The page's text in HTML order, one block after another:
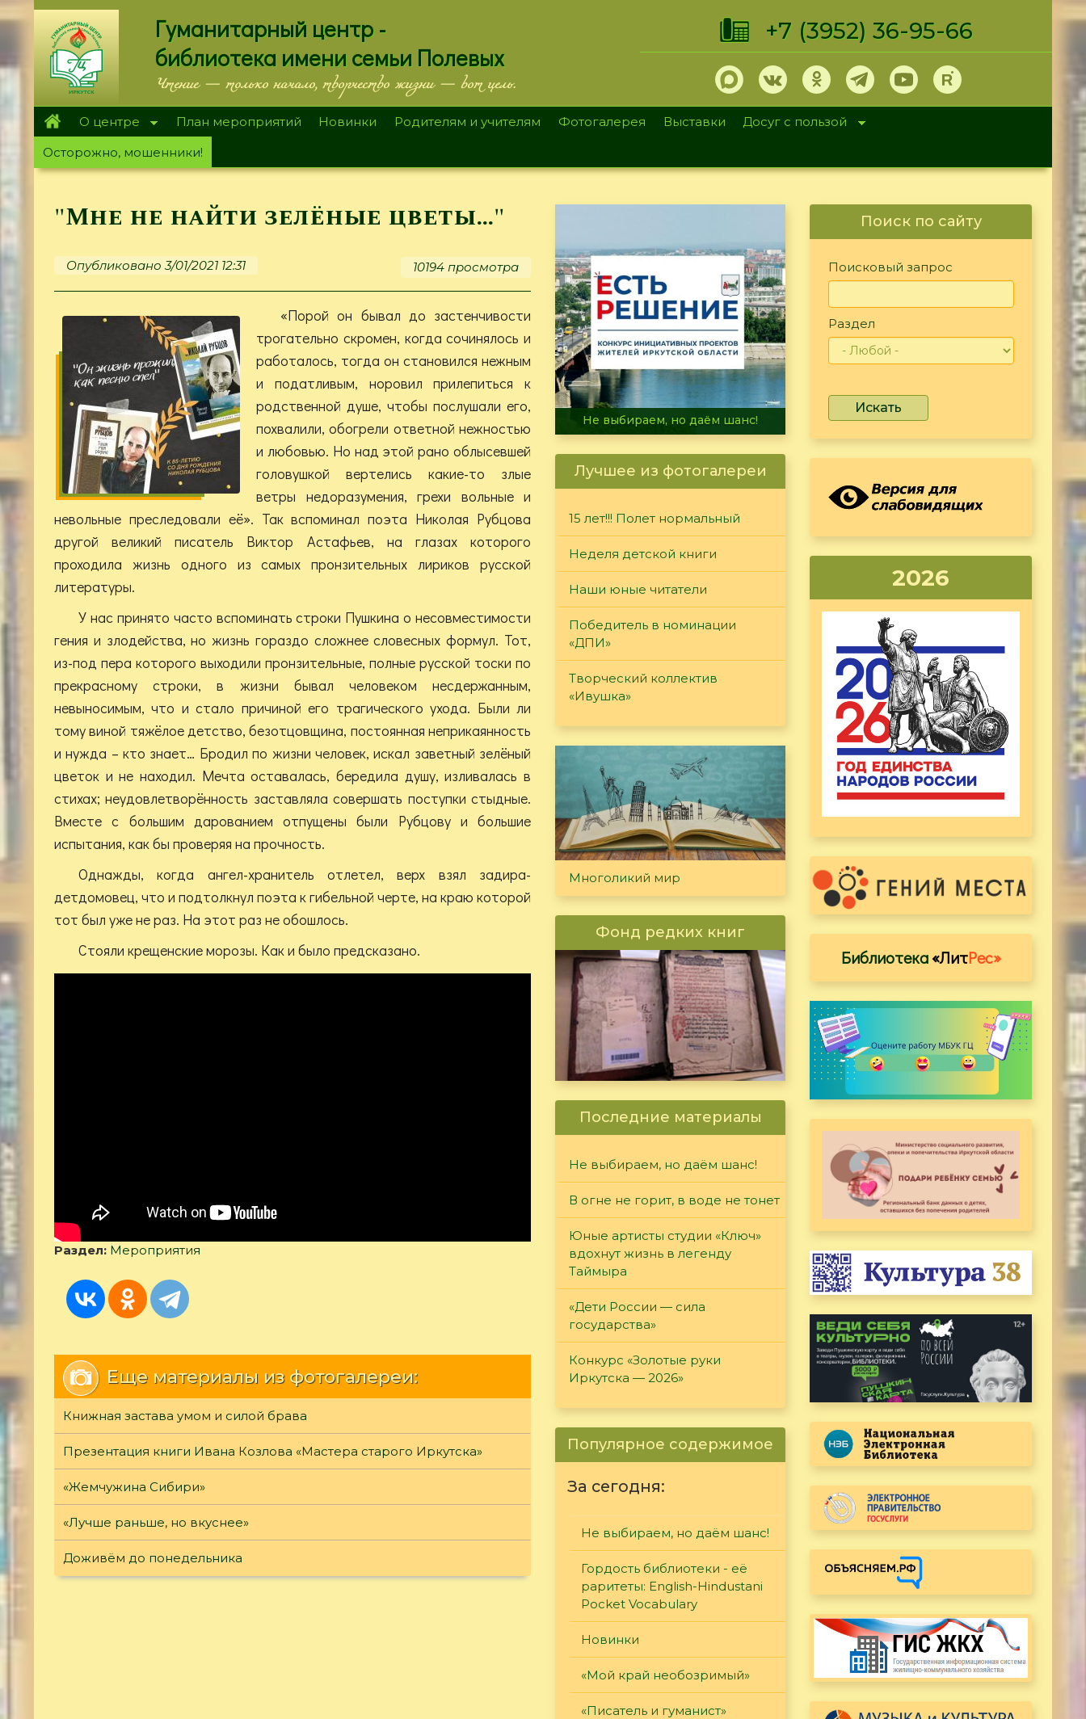
Перейти
к
основному
содержанию
Гуманитарный центр -
библиотека имени семьи Полевых
Чтение — только начало, творчество жизни — вот цель.
+7 (3952) 36-95-66
О центре План мероприятий Новинки Родителям и учителям Фотогалерея Выставки
Досуг с пользой
Осторожно, мошенники!
"Мне не найти зелёные цветы…"
Опубликовано 3/01/2021 12:31 10194 просмотра
«Порой он бывал до застенчивости
трогательно скромен, когда сочинялось и
работалось, тогда он становился нежным
и податливым, норовил прилепиться к
родственной душе, чтобы послушали его,
похвалили, обогрели ответной нежностью
и любовью. Но над этой рано облысевшей
головушкой вертелись какие-то злые
ветры недоразумения, грехи вольные и
невольные преследовали её». Так вспоминал поэта Николая Рубцова
другой великий писатель Виктор Астафьев, на глазах которого
проходила жизнь одного из самых пронзительных лириков русской
литературы.
У нас принято часто вспоминать строки Пушкина о несовместимости
гения и злодейства, но жизнь гораздо сложнее словесных формул. Тот,
из-под пера которого выходили пронзительные, полные русской тоски по
прекрасному строки, в жизни бывал человеком несдержанным,
невыносимым, что и стало причиной его трагического ухода. Были ли
тому виной тяжёлое детство, безотцовщина, постоянная неприкаянность
и нужда – кто знает… Бродил по жизни человек, искал заветный зелёный
цветок и не находил. Мечта оставалась, бередила душу, изливалась в
стихах; неудовлетворённость заставляла совершать поступки стыдные.
Вместе с большим дарованием отпущены были Рубцову и большие
испытания, как бы проверяя на прочность.
Однажды, когда ангел-хранитель отлетел, верх взял задира-
детдомовец, что и подтолкнул поэта к гибельной черте, на краю которой
тот был уже не раз. На этот раз не обошлось.
Стояли крещенские морозы. Как и было предсказано.
Раздел: Мероприятия
Еще материалы из фотогалереи:
Книжная застава умом и силой брава
Презентация книги Ивана Козлова «Мастера старого Иркутска»
«Жемчужина Сибири»
«Лучше раньше, но вкуснее»
Доживём до понедельника
В огне не горит, в воде не тонет
Лучшее из фотогалереи
15 лет!!! Полет нормальный
Неделя детской книги
Наши юные читатели
Победитель в номинации
«ДПИ»
Творческий коллектив
«Ивушка»
Многоликий мир
Фонд редких книг
Последние материалы
Не выбираем, но даём шанс!
В огне не горит, в воде не тонет
Юные артисты студии «Ключ»
вдохнут жизнь в легенду
Таймыра
«Дети России — сила
государства»
Конкурс «Золотые руки
Иркутска — 2026»
Популярное содержимое
За сегодня:
Не выбираем, но даём шанс!
Гордость библиотеки - её
раритеты: English-Hindustani
Pocket Vocabulary
Новинки
«Мой край необозримый»
«Писатель и гуманист»
Поиск по сайту
Поисковый запрос
Раздел
Искать
2026
Библиотека«ЛитРес»